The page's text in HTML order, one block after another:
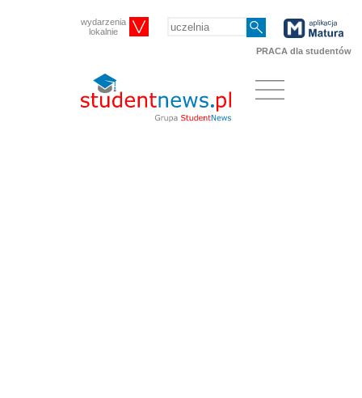
wydarzenia
lokalnie
PRACA dla studentów